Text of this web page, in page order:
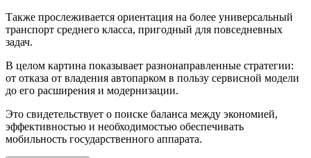
Также прослеживается ориентация на более универсальный
транспорт среднего класса, пригодный для повседневных
задач.
В целом картина показывает разнонаправленные стратегии:
от отказа от владения автопарком в пользу сервисной модели
до его расширения и модернизации.
Это свидетельствует о поиске баланса между экономией,
эффективностью и необходимостью обеспечивать
мобильность государственного аппарата.